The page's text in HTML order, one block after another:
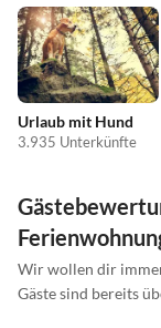
Urlaub mit Hund
3.935 Unterkünfte
Wir wollen dir
Gäste sind bereits